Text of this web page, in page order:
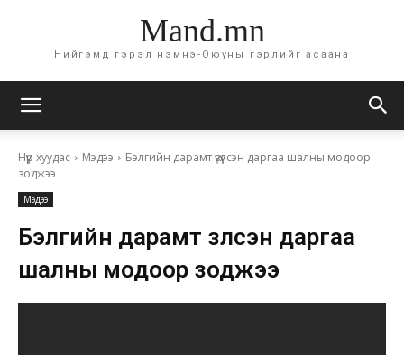
Mand.mn
Нийгэмд гэрэл нэмнэ-Оюуны гэрлийг асаана
Нүүр хуудас Мэдээ
Бэлгийн дарамт үзүүлсэн даргаа шалны модоор
зоджээ
Мэдээ
Бэлгийн дарамт үзүүлсэн даргаа
шалны модоор зоджээ